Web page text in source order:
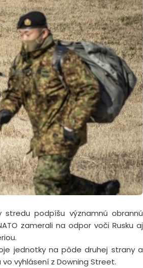
stredu podpíšu významnú obrannú
zamerali na odpor voči Rusku aj
jednotky na pôde druhej strany a
vyhlásení z Downing Street.